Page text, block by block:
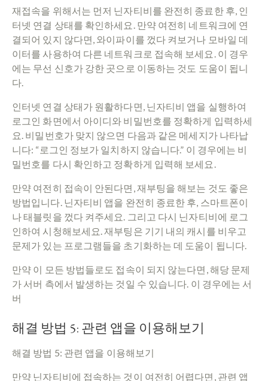
재접속을 위해서는 먼저 닌자티비를 완전히 종료한 후, 인
터넷 연결 상태를 확인하세요. 만약 여전히 네트워크에 연
결되어 있지 않다면, 와이파이를 껐다 켜보거나 모바일 데
이터를 사용하여 다른 네트워크로 접속해 보세요. 이 경우
에는 무선 신호가 강한 곳으로 이동하는 것도 도움이 됩니
다.
인터넷 연결 상태가 원활하다면, 닌자티비 앱을 실행하여
로그인 화면에서 아이디와 비밀번호를 정확하게 입력하세
요. 비밀번호가 맞지 않으면 다음과 같은 메세지가 나타납
니다: “로그인 정보가 일치하지 않습니다.” 이 경우에는 비
밀번호를 다시 확인하고 정확하게 입력해 보세요.
만약 여전히 접속이 안된다면, 재부팅을 해보는 것도 좋은
방법입니다. 닌자티비 앱을 완전히 종료한 후, 스마트폰이
나 태블릿을 껐다 켜주세요. 그리고 다시 닌자티비에 로그
인하여 시청해보세요. 재부팅은 기기 내의 캐시를 비우고
문제가 있는 프로그램들을 초기화하는 데 도움이 됩니다.
만약 이 모든 방법들로도 접속이 되지 않는다면, 해당 문제
가 서버 측에서 발생하는 것일 수 있습니다. 이 경우에는 서
버
해결 방법 5: 관련 앱을 이용해보기
해결 방법 5: 관련 앱을 이용해보기
만약 닌자티비에 접속하는 것이 여전히 어렵다면, 관련 앱